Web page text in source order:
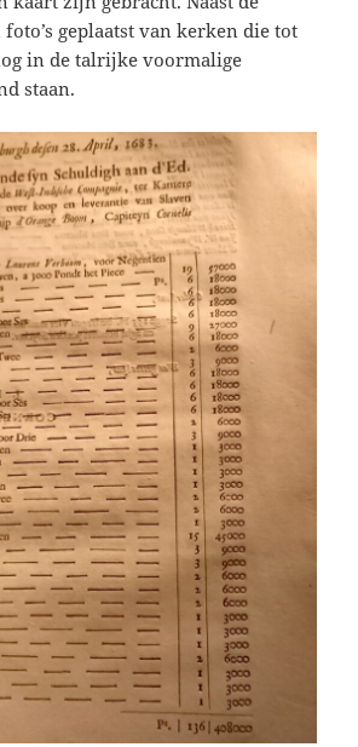
geplaatst van kerken die tot
in de talrijke voormalige
staan.